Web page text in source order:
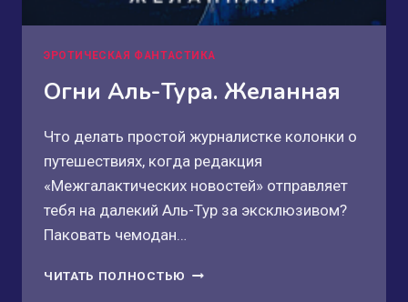
ЭРОТИЧЕСКАЯ ФАНТАСТИКА
Огни Аль-Тура. Желанная
Что делать простой журналистке колонки о
путешествиях, когда редакция
«Межгалактических новостей» отправляет
тебя на далекий Аль-Тур за эксклюзивом?
Паковать чемодан…
ЧИТАТЬ ПОЛНОСТЬЮ ОГНИ